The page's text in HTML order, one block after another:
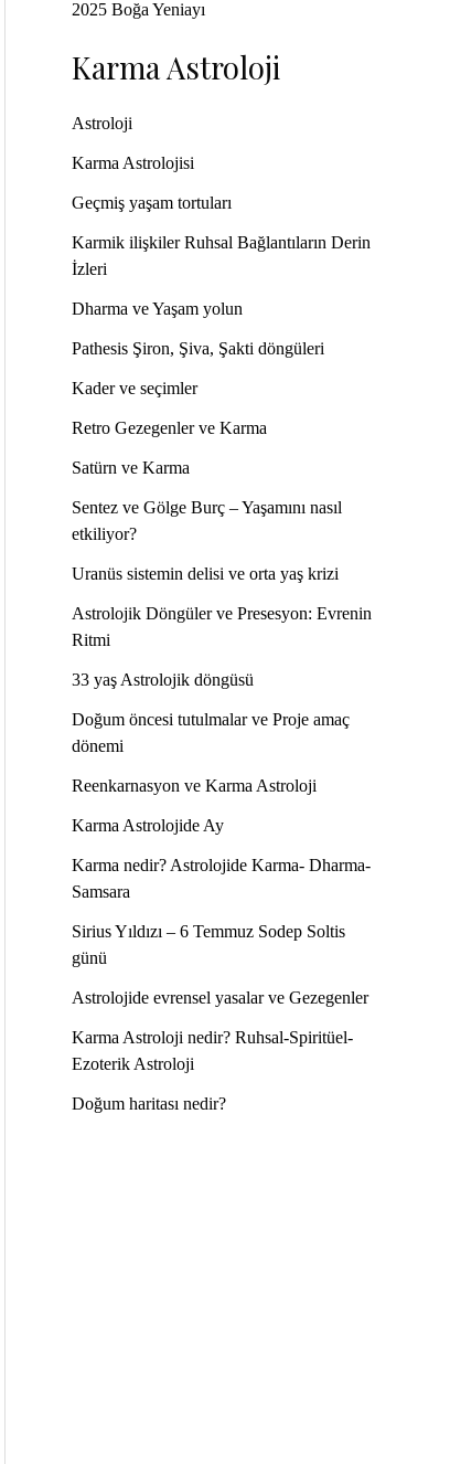
2025 Boğa Yeniayı
Karma Astroloji
Astroloji
Karma Astrolojisi
Geçmiş yaşam tortuları
Karmik ilişkiler Ruhsal Bağlantıların Derin
İzleri
Dharma ve Yaşam yolun
Pathesis Şiron, Şiva, Şakti döngüleri
Kader ve seçimler
Retro Gezegenler ve Karma
Satürn ve Karma
Sentez ve Gölge Burç – Yaşamını nasıl
etkiliyor?
Uranüs sistemin delisi ve orta yaş krizi
Astrolojik Döngüler ve Presesyon: Evrenin
Ritmi
33 yaş Astrolojik döngüsü
Doğum öncesi tutulmalar ve Proje amaç
dönemi
Reenkarnasyon ve Karma Astroloji
Karma Astrolojide Ay
Karma nedir? Astrolojide Karma- Dharma-
Samsara
Sirius Yıldızı – 6 Temmuz Sodep Soltis
günü
Astrolojide evrensel yasalar ve Gezegenler
Karma Astroloji nedir? Ruhsal-Spiritüel-
Ezoterik Astroloji
Doğum haritası nedir?